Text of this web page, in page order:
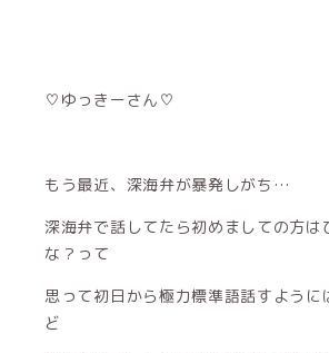
♡ゆっきーさん♡
もう最近、深海弁が暴発しがち…
深海弁で話してたら初めましての方は
な？って
思って初日から極力標準語話すように
ど